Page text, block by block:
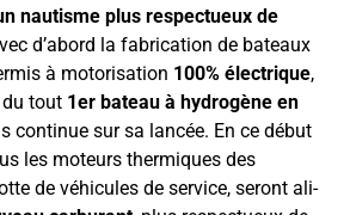
nautisme plus respectueux de
d’abord la fab­ri­ca­tion de bateaux
à motori­sa­tion 100% élec­trique,
tout 1er bateau à hydrogène en
con­tin­ue sur sa lancée. En ce début
les moteurs ther­miques des
de véhicules de ser­vice, seront ali­